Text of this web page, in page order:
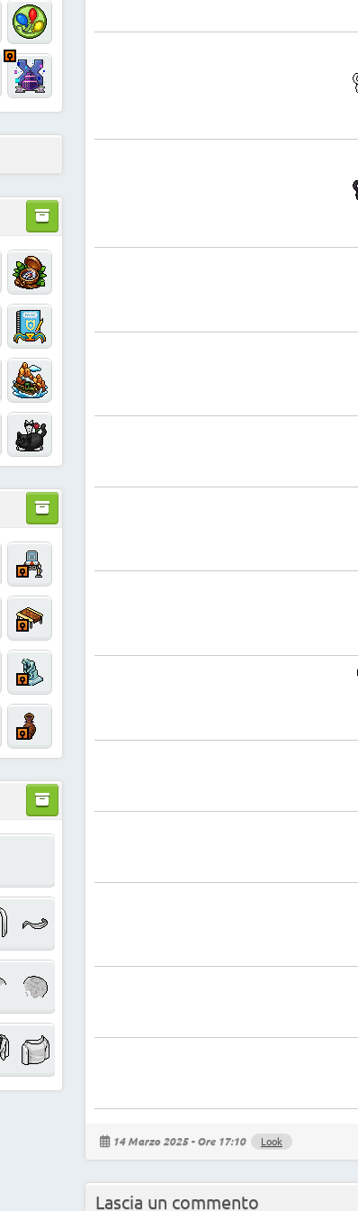
14 Marzo 2025 - Ore 17:10 Look
Lascia un commento